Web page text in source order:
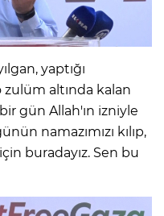
yaptığı
zulüm altında kalan
gün Allah'ın izniyle
namazımızı kılıp,
buradayız. Sen bu